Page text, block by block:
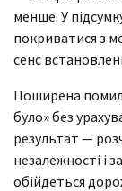
менше. У
покриватися з
сенс
Поширена
було» без
результат —
незалежності і
обійдеться